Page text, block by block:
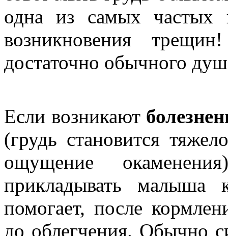
одна из самых частых
возникновения
достаточно обычного
Если возникают
(грудь становится
ощущение
прикладывать
помогает, после
до облегчения. Обычно